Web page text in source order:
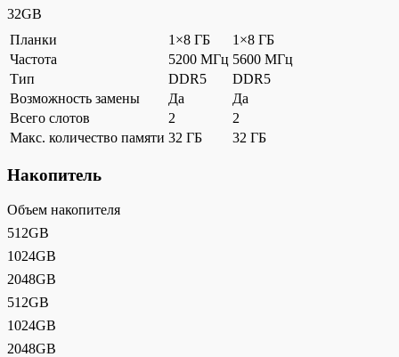
32GB
Планки
1×8 ГБ
1×8 ГБ
Частота
5200 МГц 5600 МГц
Тип
DDR5
DDR5
Возможность замены
Да
Да
Всего слотов
2
2
Макс. количество памяти 32 ГБ 32 ГБ
Накопитель
Объем накопителя
512GB
1024GB
2048GB
512GB
1024GB
2048GB